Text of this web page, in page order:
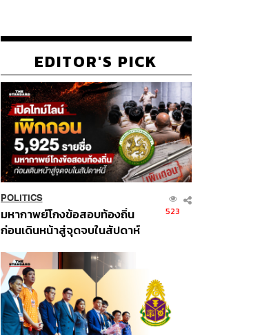
EDITOR'S PICK
POLITICS
มหากาพย์โกงข้อสอบท้องถิ่น
ก่อนเดินหน้าสู่จุดจบในสัปดาห์
523